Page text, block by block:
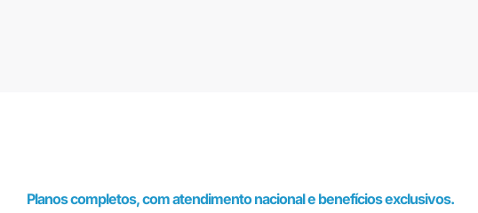
Planos completos, com atendimento nacional e benefícios exclusivos.